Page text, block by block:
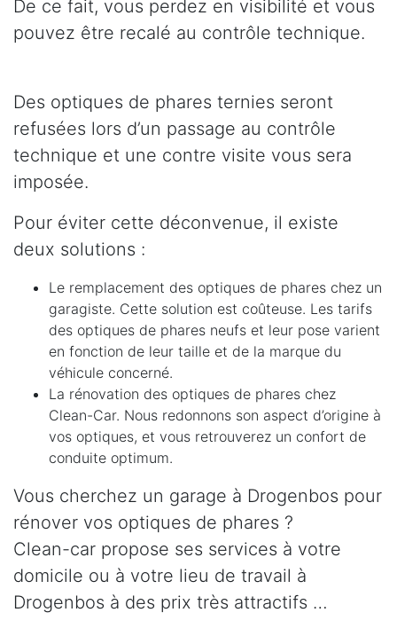
De ce fait, vous perdez en visibilité et vous
pouvez être recalé au contrôle technique.
Des optiques de phares ternies seront
refusées lors d’un passage au contrôle
technique et une contre visite vous sera
imposée.
Pour éviter cette déconvenue, il existe
deux solutions :
Le remplacement des optiques de phares chez un
garagiste. Cette solution est coûteuse. Les tarifs
des optiques de phares neufs et leur pose varient
en fonction de leur taille et de la marque du
véhicule concerné.
La rénovation des optiques de phares chez
Clean-Car. Nous redonnons son aspect d’origine à
vos optiques, et vous retrouverez un confort de
conduite optimum.
Vous cherchez un garage à Drogenbos pour
rénover vos optiques de phares ?
Clean-car propose ses services à votre
domicile ou à votre lieu de travail à
Drogenbos à des prix très attractifs …